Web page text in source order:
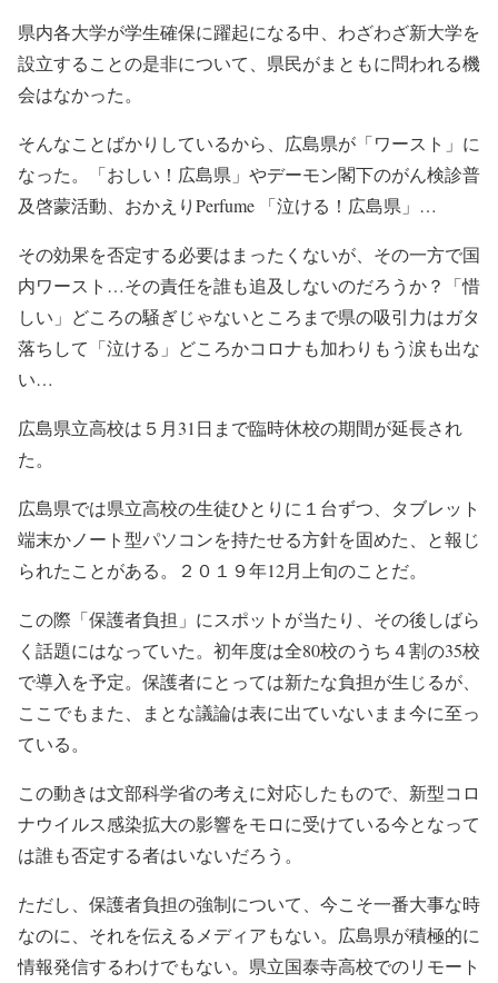
県内各大学が学生確保に躍起になる中、わざわざ新大学を
設立することの是非について、県民がまともに問われる機
会はなかった。
そんなことばかりしているから、広島県が「ワースト」に
なった。「おしい！広島県」やデーモン閣下のがん検診普
及啓蒙活動、おかえりPerfume 「泣ける！広島県」…
その効果を否定する必要はまったくないが、その一方で国
内ワースト…その責任を誰も追及しないのだろうか？「惜
しい」どころの騒ぎじゃないところまで県の吸引力はガタ
落ちして「泣ける」どころかコロナも加わりもう涙も出な
い…
広島県立高校は５月31日まで臨時休校の期間が延長され
た。
広島県では県立高校の生徒ひとりに１台ずつ、タブレット
端末かノート型パソコンを持たせる方針を固めた、と報じ
られたことがある。２０１９年12月上旬のことだ。
この際「保護者負担」にスポットが当たり、その後しばら
く話題にはなっていた。初年度は全80校のうち４割の35校
で導入を予定。保護者にとっては新たな負担が生じるが、
ここでもまた、まとな議論は表に出ていないまま今に至っ
ている。
この動きは文部科学省の考えに対応したもので、新型コロ
ナウイルス感染拡大の影響をモロに受けている今となって
は誰も否定する者はいないだろう。
ただし、保護者負担の強制について、今こそ一番大事な時
なのに、それを伝えるメディアもない。広島県が積極的に
情報発信するわけでもない。県立国泰寺高校でのリモート